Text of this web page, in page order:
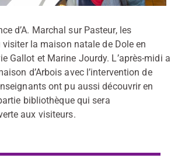
d’A. Marchal sur Pasteur, les
la maison natale de Dole en
Gallot et Marine Jourdy. L’après-midi a
d’Arbois avec l’intervention de
ont pu aussi découvrir en
bibliothèque qui sera
aux visiteurs.